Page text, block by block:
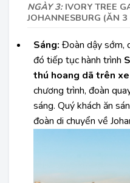
NGÀY 3: IVORY TREE
JOHANNESBURG (ĂN
Sáng: Đoàn dậy sớm,
đó tiếp tục hành trình
thú hoang dã trên
chương trình, đoàn
sáng. Quý khách ăn
đoàn di chuyển về